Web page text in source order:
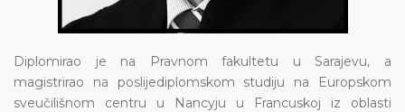
Diplomirao je na Pravnom fakultetu u Sarajevu, a
magistrirao na poslijediplomskom studiju na Europskom
sveučilišnom centru u Nancyju u Francuskoj iz oblasti